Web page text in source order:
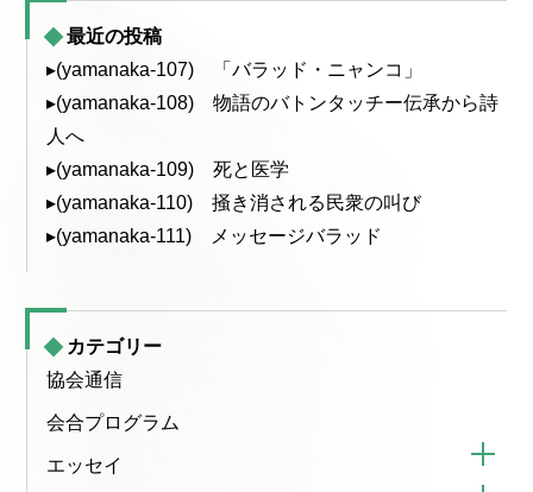
最近の投稿
▸(yamanaka-107) 「バラッド・ニャンコ」
▸(yamanaka-108) 物語のバトンタッチー伝承から詩
人へ
▸(yamanaka-109) 死と医学
▸(yamanaka-110) 掻き消される民衆の叫び
▸(yamanaka-111) メッセージバラッド
カテゴリー
協会通信
会合プログラム
エッセイ